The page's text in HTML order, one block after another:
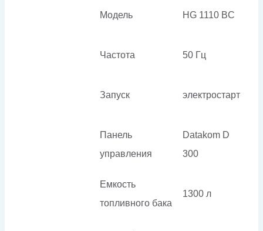
Модель HG 1110 BC
Частота 50 Гц
Запуск электростарт
Панель
управления
Datakom D
300
Емкость
топливного бака
1300 л